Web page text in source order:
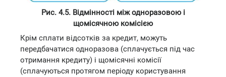
Рис. 4.5. Відмінності між одноразовою і
щомісячною комісією
Крім сплати відсотків за кредит, можуть
передбачатися одноразова (сплачується під час
отримання кредиту) і щомісячні комісії
(сплачуються протягом періоду користування